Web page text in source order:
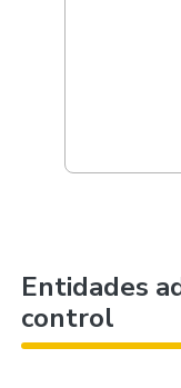
Entidades
control